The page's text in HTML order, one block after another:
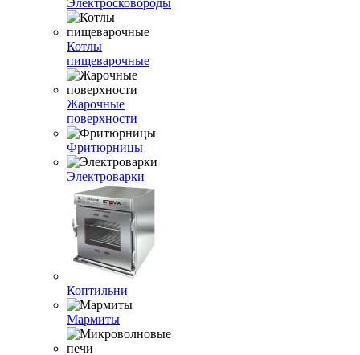
Электросковороды
Котлы
пищеварочные
Жарочные
поверхности
Фритюрницы
Электроварки
Коптильни
Мармиты